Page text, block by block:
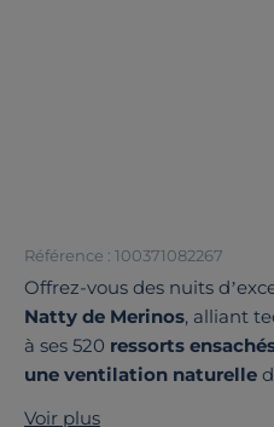
Référence : 100371082267
Offrez-vous des nuits
Natty de Merinos, alliant
à ses 520 ressorts
une ventilation naturelle
Voir plus